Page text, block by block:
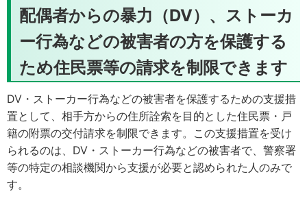
配偶者からの暴力（DV）、ストーカ
ー行為などの被害者の方を保護する
ため住民票等の請求を制限できます
DV・ストーカー行為などの被害者を保護するための支援措
置として、相手方からの住所詮索を目的とした住民票・戸
籍の附票の交付請求を制限できます。この支援措置を受け
られるのは、DV・ストーカー行為などの被害者で、警察署
等の特定の相談機関から支援が必要と認められた人のみで
す。